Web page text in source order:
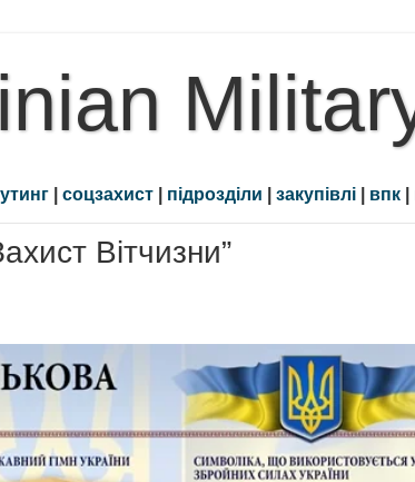
| соцзахист | підрозділи | закупівлі | впк |
Вітчизни”